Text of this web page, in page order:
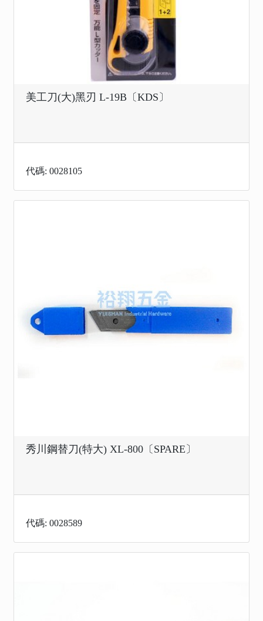
美工刀(大)黑刃 L-19B〔KDS〕
代碼: 0028105
秀川鋼替刀(特大) XL-800〔SPARE〕
代碼: 0028589